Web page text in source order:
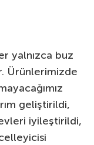
yalnızca buz
Ürünlerimizde
geliştirildi,
iyileştirildi,